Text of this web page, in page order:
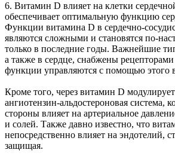
6. Витамин D влияет на клетки
обеспечивает оптимальную функцию
Функции витамина D в сердечно-
являются сложными и становятся по-
только в последние годы. Важнейшие
а также в сердце, снабжены
функции управляются с помощью этого
Кроме того, через витамин D
ангиотензин-альдостероновая система,
стороны влияет на артериальное
и солей. Также давно известно, что
непосредственно влияет на эндотелий,
защищая.